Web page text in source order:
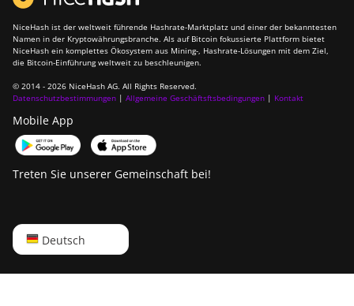
NiceHash ist der weltweit führende Hashrate-Marktplatz und einer der bekanntesten
Namen in der Kryptowährungsbranche. Als auf Bitcoin fokussierte Plattform bietet
NiceHash ein komplettes Ökosystem aus Mining-, Hashrate-Lösungen mit dem Ziel,
die Bitcoin-Einführung weltweit zu beschleunigen.
© 2014 - 2026 NiceHash AG. All Rights Reserved.
Datenschutzbestimmungen | Allgemeine Geschäftsftsbedingungen | Kontakt
Mobile App
Treten Sie unserer Gemeinschaft bei!
Deutsch
English